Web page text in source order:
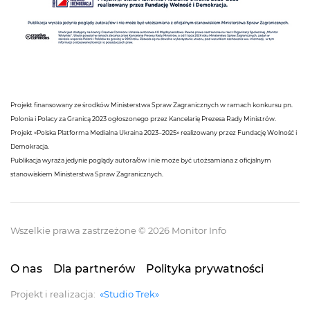
Projekt finansowany ze środków Ministerstwa Spraw Zagranicznych w ramach konkursu pn.
Polonia i Polacy za Granicą 2023 ogłoszonego przez Kancelarię Prezesa Rady Ministrów.
Projekt «Polska Platforma Medialna Ukraina 2023–2025» realizowany przez Fundację Wolność i
Demokracja.
Publikacja wyraża jedynie poglądy autora/ów i nie może być utożsamiana z oficjalnym
stanowiskiem Ministerstwa Spraw Zagranicznych.
Wszelkie prawa zastrzeżone © 2026 Monitor Info
O nas Dla partnerów Polityka prywatności
Projekt i realizacja: «Studio Trek»